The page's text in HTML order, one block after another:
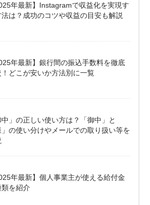
年最新】Instagramで収益化を実現す
法は？成功のコツや収益の目安も解説
年最新】銀行間の振込手数料を徹底
！どこが安いか方法別に一覧
中」の正しい使い方は？「御中」と
」の使い分けやメールでの取り扱い等を
年最新】個人事業主が使える給付金
類を紹介